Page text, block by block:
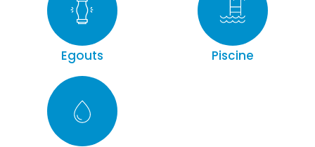
Egouts Piscine